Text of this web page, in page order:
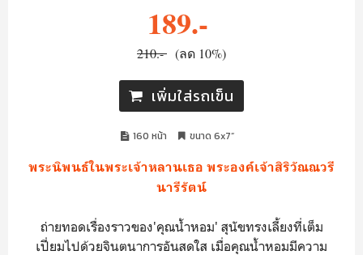
189.-
210.- (ลด 10%)
เพิ่มใส่รถเข็น
160 หน้า ขนาด 6x7”
พระนิพนธ์ในพระเจ้าหลานเธอ พระองค์เจ้าสิริวัณณวรี
นารีรัตน์
ถ่ายทอดเรื่องราวของ'คุณน้ำหอม' สุนัขทรงเลี้ยงที่เต็ม
เปี่ยมไปด้วยจินตนาการอันสดใส เมื่อคุณน้ำหอมมีความ